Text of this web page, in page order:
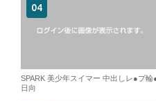
SPARK 美少年スイマー 中出しレ●プ輪
日向